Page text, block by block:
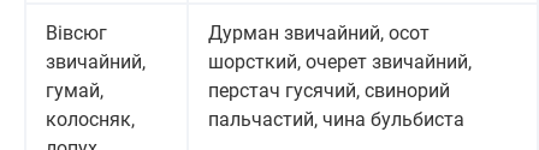
Вівсюг
звичайний,
гумай,
колосняк,
Дурман звичайний, осот
шорсткий, очерет звичайний,
перстач гусячий, свинорий
пальчастий, чина бульбиста